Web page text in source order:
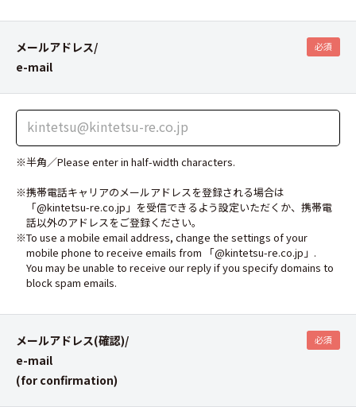
メールアドレス/
e-mail
必須
※半角／Please enter in half-width characters.
※携帯電話キャリアのメールアドレスを登録される場合は
「@kintetsu-re.co.jp」を受信できるよう設定いただくか、携帯電
話以外のアドレスをご登録ください。
※To use a mobile email address, change the settings of your
mobile phone to receive emails from 「@kintetsu-re.co.jp」.
You may be unable to receive our reply if you specify domains to
block spam emails.
メールアドレス(確認)/
e-mail
(for confirmation)
必須